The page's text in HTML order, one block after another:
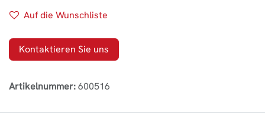
Auf die Wunschliste
Kontaktieren Sie uns
Artikelnummer:600516